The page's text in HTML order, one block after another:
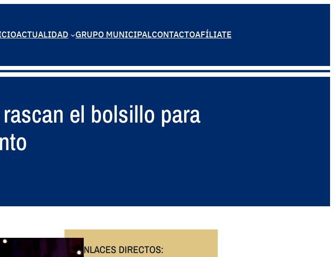
ACTUALIDAD GRUPO MUNICIPALCONTACTOAFÍLIATE
el bolsillo para
ENLACES DIRECTOS: